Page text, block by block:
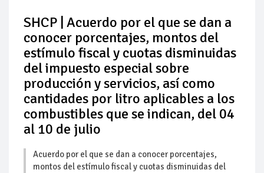
Petróleo continúa su descenso en el mercado internacional
SHCP | Acuerdo por el que se dan a
conocer porcentajes, montos del
estímulo fiscal y cuotas disminuidas
del impuesto especial sobre
producción y servicios, así como
cantidades por litro aplicables a los
combustibles que se indican, del 04
al 10 de julio
Acuerdo por el que se dan a conocer porcentajes,
montos del estímulo fiscal y cuotas disminuidas del